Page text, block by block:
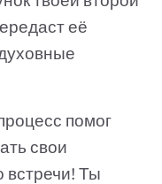
её
помог
свои
встречи! Ты